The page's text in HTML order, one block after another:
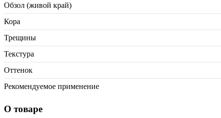
Обзол (живой край)
Кора
Трещины
Текстура
Оттенок
Рекомендуемое применение
О товаре